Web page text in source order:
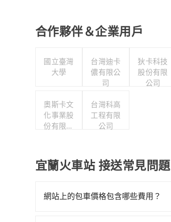
合作夥伴＆企業用戶
國立臺灣
大學
台灣迪卡
儂有限公
司
狄卡科技
股份有限
公司
奧斯卡文
化事業股
份有限公
台灣科高
工程有限
公司
宜蘭火車站 接送常見問題
網站上的包車價格包含哪些費用？